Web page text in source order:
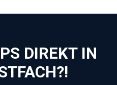
DIREKT IN